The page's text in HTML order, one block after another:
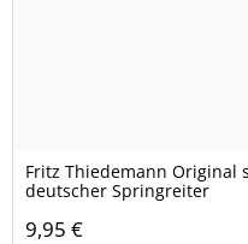
Fritz Thiedemann Original
deutscher Springreiter
9,95 €